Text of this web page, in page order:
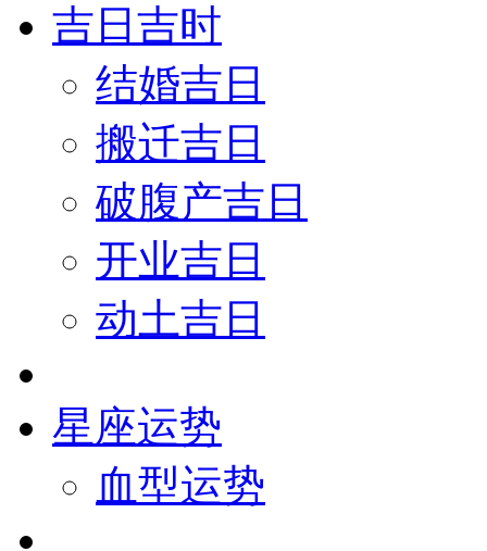
吉日吉时
结婚吉日
搬迁吉日
破腹产吉日
开业吉日
动土吉日
星座运势
血型运势